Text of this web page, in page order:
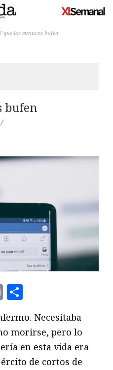
que los eunucos bufen
bufen
/
Email
Necesitaba
morirse, pero lo
en esta vida era
de cortos de